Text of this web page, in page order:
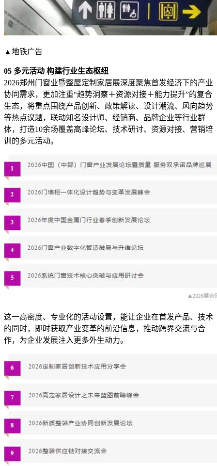
▲地铁广告
05 多元活动 构建行业生态枢纽
2026郑州门窗业暨整屋定制家居展深度聚焦首发经济下的产业
协同需求，更加注重“趋势洞察＋资源对接＋能力提升”的复合
生态，将重点围绕产品创新、政策解读、设计潮流、风向趋势
等热点议题，联动知名设计师、经销商、品牌企业等行业群
体，打造10余场覆盖高峰论坛、技术研讨、资源对接、营销培
训的多元活动。
这一高密度、专业化的活动设置，能让企业在首发产品、技术
的同时，即时获取产业变革的前沿信息，推动跨界交流与合
作，为企业发展注入更多外生动力。